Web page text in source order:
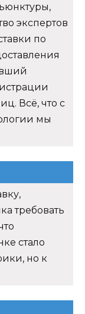
экспертов
по
Всё, что с
мы
требовать
стало
но к